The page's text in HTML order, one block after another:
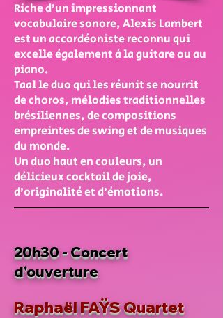
Riche d’un impressionnant
vocabulaire sonore, Alexis Lambert
est un accordéoniste reconnu qui
excelle également à la guitare ou au
piano.
Taal le duo qui les réunit se nourrit
de choros, mélodies traditionnelles
brésiliennes, de compositions
empreintes de swing et de musiques
du monde.
Un duo haut en couleurs, un
délicieux cocktail de joie,
d’originalité et d’émotions.
20h30 - Concert
d'ouverture
Raphaël FAŸS Quartet